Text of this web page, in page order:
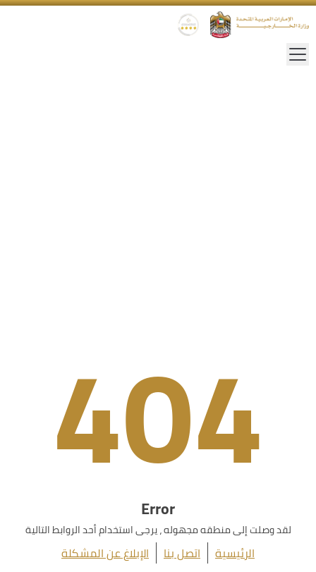
404
Error
لقد وصلت إلى منطقه مجهوله ، يرجى استخدام أحد الروابط التالية
الرئيسية اتصل بنا الإبلاغ عن المشكلة